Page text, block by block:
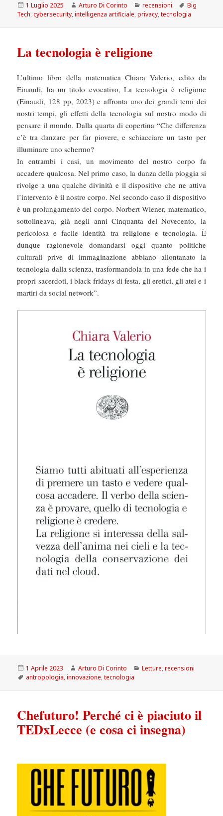
Scritto
il
1 Luglio 2025 Autore
Arturo Di Corinto Categorie
recensioni Tag
Big
Tech,cybersecurity,intelligenza artificiale,privacy,tecnologia
La tecnologia è religione
L’ultimo libro della matematica Chiara Valerio, edito da
Einaudi, ha un titolo evocativo, La tecnologia è religione
(Einaudi, 128 pp, 2023) e affronta uno dei grandi temi dei
nostri tempi, gli effetti della tecnologia sul nostro modo di
pensare il mondo. Dalla quarta di copertina “Che differenza
c’è tra danzare per far piovere, e schiacciare un tasto per
illuminare uno schermo?
In entrambi i casi, un movimento del nostro corpo fa
accadere qualcosa. Nel primo caso, la danza della pioggia si
rivolge a una qualche divinità e il dispositivo che ne attiva
l’intervento è il nostro corpo. Nel secondo caso il dispositivo
è un prolungamento del corpo. Norbert Wiener, matematico,
sottolineava, già negli anni Cinquanta del Novecento, la
pericolosa e facile identità tra religione e tecnologia. È
dunque ragionevole domandarsi oggi quanto politiche
culturali prive di immaginazione abbiano allontanato la
tecnologia dalla scienza, trasformandola in una fede che ha i
propri sacerdoti, i black fridays di festa, gli eretici, gli atei e i
martiri da social network”.
Scritto
il
1 Aprile 2023 Autore
Arturo Di Corinto Categorie
Letture,recensioni
Tag
antropologia,innovazione,tecnologia
Chefuturo! Perché ci è piaciuto il
TEDxLecce (e cosa ci insegna)